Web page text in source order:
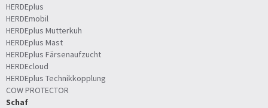
HERDEplus
HERDEmobil
HERDEplus Mutterkuh
HERDEplus Mast
HERDEplus Färsenaufzucht
HERDEcloud
HERDEplus Technikkopplung
COW PROTECTOR
Schaf